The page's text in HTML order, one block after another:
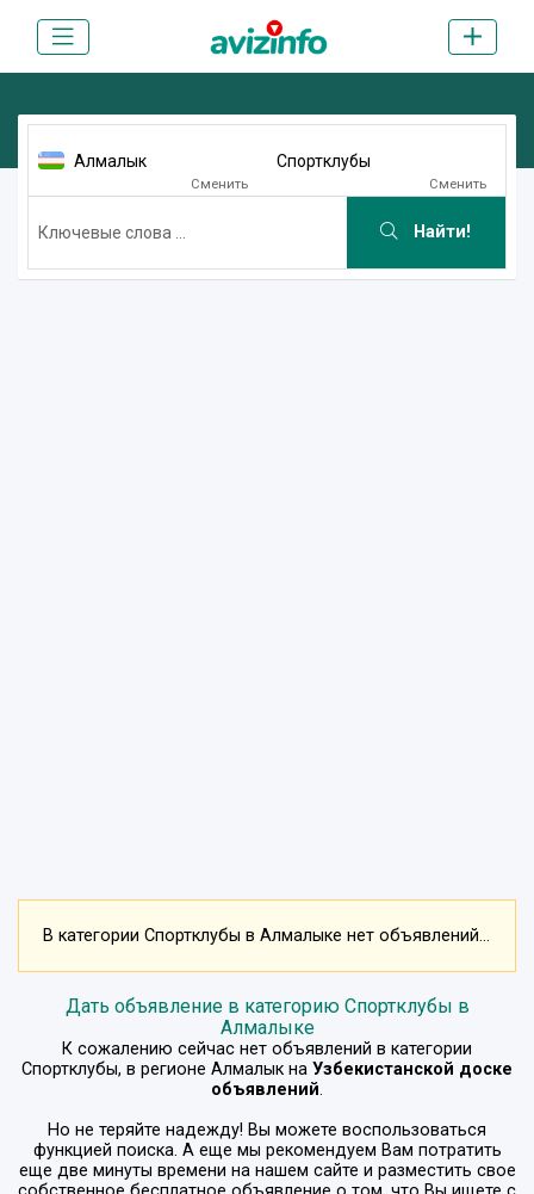
Алмалык
Сменить
Спортклубы
Сменить
Найти!
В категории Спортклубы в Алмалыке нет объявлений...
Дать объявление в категорию Спортклубы в
Алмалыке
К сожалению сейчас нет объявлений в категории
Спортклубы, в регионе Алмалык на Узбекистанской доске
объявлений.
Но не теряйте надежду! Вы можете воспользоваться
функцией поиска. А еще мы рекомендуем Вам потратить
еще две минуты времени на нашем сайте и разместить свое